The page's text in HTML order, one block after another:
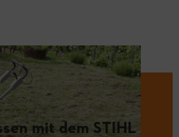
mit dem STIHL